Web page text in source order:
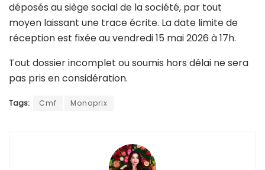
déposés au siège social de la société, par tout
moyen laissant une trace écrite. La date limite de
réception est fixée au vendredi 15 mai 2026 à 17h.
Tout dossier incomplet ou soumis hors délai ne sera
pas pris en considération.
Tags: Cmf Monoprix